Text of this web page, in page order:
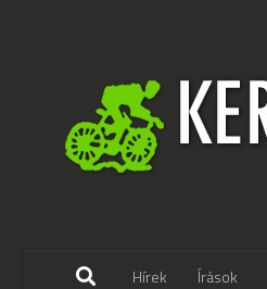
Hírek Írások